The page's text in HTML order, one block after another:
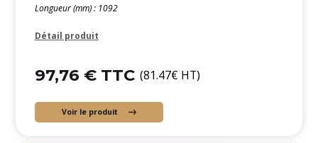
Longueur (mm) : 1092
Détail produit
97,76 € TTC (81.47€ HT)
Voir le produit